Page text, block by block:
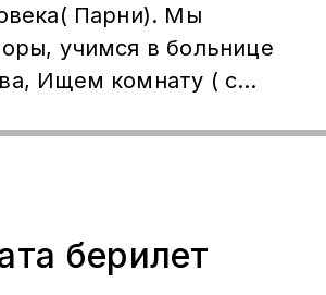
Парни). Мы
учимся в больнице
Ищем комнату ( с
если вы
поблизости к больнице
берилет